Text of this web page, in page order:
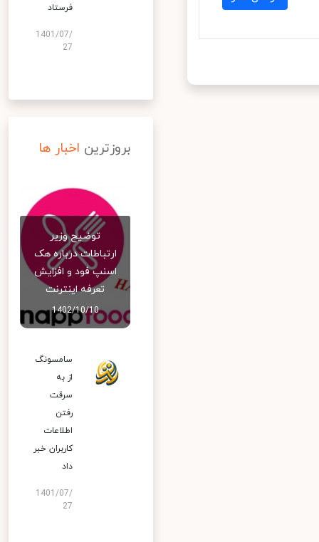
فرستاد
1401/07/
27
بروزترین اخبار ها
توضیح وزیر
ارتباطات درباره هک
اسنپ‌ فود و افزایش
تعرفه اینترنت
1402/10/10
سامسونگ
از به
سرقت
رفتن
اطلاعات
کاربران خبر
داد
1401/07/
27